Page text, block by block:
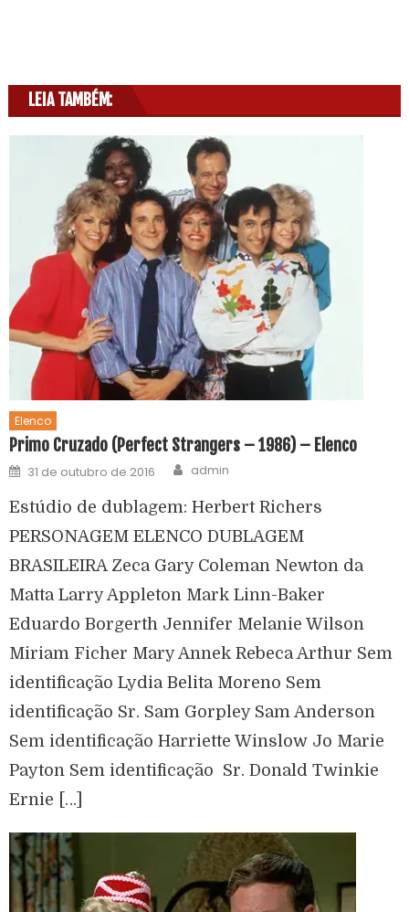
LEIA TAMBÉM:
Elenco
Primo Cruzado (Perfect Strangers – 1986) – Elenco
31 de outubro de 2016 admin
Estúdio de dublagem: Herbert Richers
PERSONAGEM ELENCO DUBLAGEM
BRASILEIRA Zeca Gary Coleman Newton da
Matta Larry Appleton Mark Linn-Baker
Eduardo Borgerth Jennifer Melanie Wilson
Miriam Ficher Mary Annek Rebeca Arthur Sem
identificação Lydia Belita Moreno Sem
identificação Sr. Sam Gorpley Sam Anderson
Sem identificação Harriette Winslow Jo Marie
Payton Sem identificação Sr. Donald Twinkie
Ernie […]